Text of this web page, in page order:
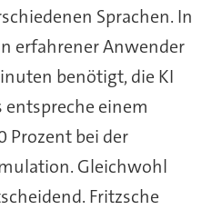
Sprachen. In
erfahrener Anwender
benötigt, die KI
einem
Prozent bei der
Gleichwohl
Fritzsche